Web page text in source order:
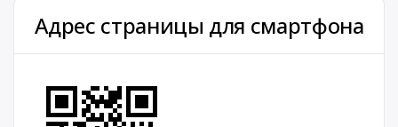
Адрес страницы для смартфона